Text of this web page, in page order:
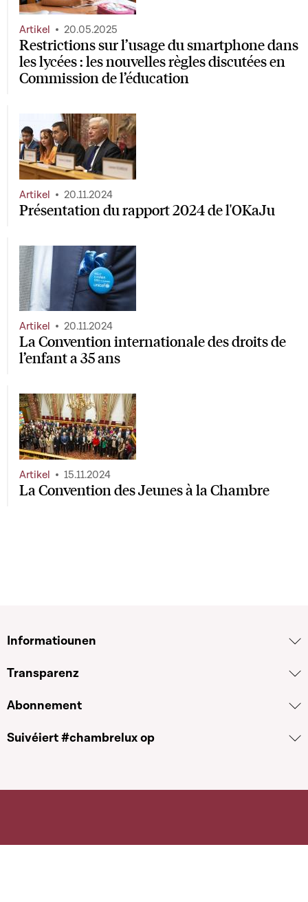
Restrictions sur l’usage du smartphone dans
les lycées : les nouvelles règles discutées en
Commission de l’éducation
Artikel 20.05.2025
Présentation du rapport 2024 de l'OKaJu
Artikel 20.11.2024
La Convention internationale des droits de
l’enfant a 35 ans
Artikel 20.11.2024
La Convention des Jeunes à la Chambre
Artikel 15.11.2024
Informatiounen
Transparenz
Abonnement
Suivéiert #chambrelux op